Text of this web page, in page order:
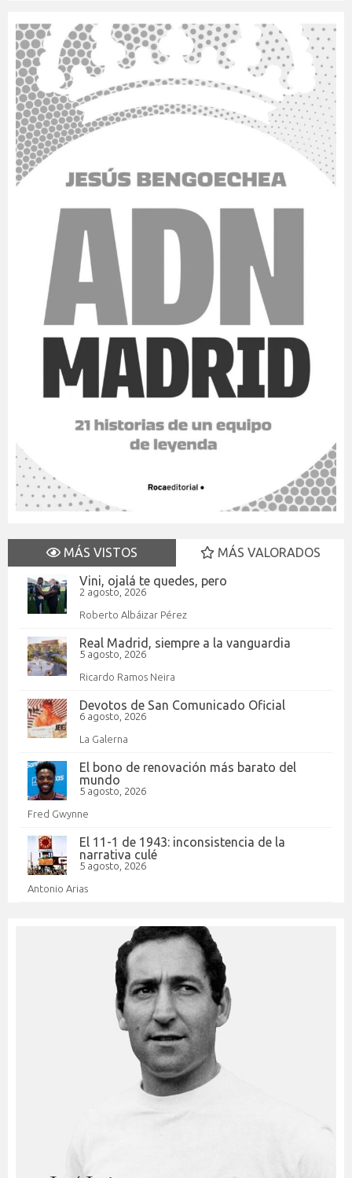
MÁS VISTOS
MÁS VALORADOS
Vini, ojalá te quedes, pero
2 agosto, 2026
Roberto Albáizar Pérez
Real Madrid, siempre a la vanguardia
5 agosto, 2026
Ricardo Ramos Neira
Devotos de San Comunicado Oficial
6 agosto, 2026
La Galerna
El bono de renovación más barato del
mundo
5 agosto, 2026
Fred Gwynne
El 11-1 de 1943: inconsistencia de la
narrativa culé
5 agosto, 2026
Antonio Arias